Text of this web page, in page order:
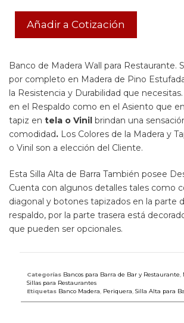
Añadir a Cotización
Banco de Madera Wall para Restaurante.
por completo en Madera de Pino
la Resistencia y Durabilidad que necesitas.
en el Respaldo como en el Asiento que
tapiz en tela o Vinil brindan una
comodidad. Los Colores de la Madera y
o Vinil son a elección del Cliente.
Esta Silla Alta de Barra También posee
Cuenta con algunos detalles tales como
diagonal y botones tapizados en la parte
respaldo, por la parte trasera está
que pueden ser opcionales.
Categorías Bancos para Barra de Bar y Restaurante
Sillas para Restaurantes
Etiquetas Banco Madera Periquera Silla Alta para